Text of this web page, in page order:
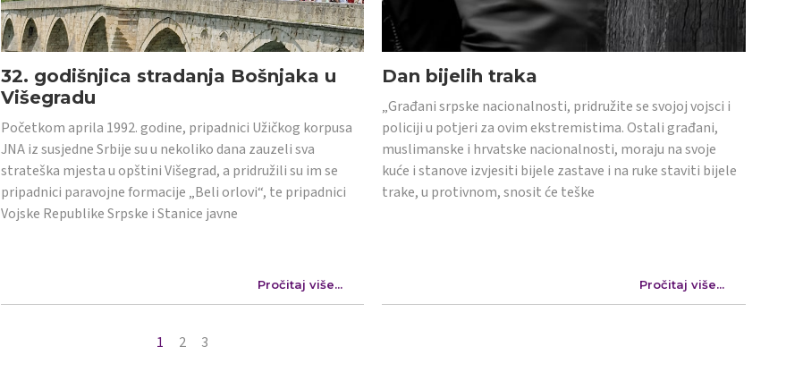
32. godišnjica stradanja Bošnjaka u
Višegradu
Početkom aprila 1992. godine, pripadnici Užičkog korpusa
JNA iz susjedne Srbije su u nekoliko dana zauzeli sva
strateška mjesta u opštini Višegrad, a pridružili su im se
pripadnici paravojne formacije „Beli orlovi“, te pripadnici
Vojske Republike Srpske i Stanice javne
Pročitaj više...
Dan bijelih traka
„Građani srpske nacionalnosti, pridružite se svojoj vojsci i
policiji u potjeri za ovim ekstremistima. Ostali građani,
muslimanske i hrvatske nacionalnosti, moraju na svoje
kuće i stanove izvjesiti bijele zastave i na ruke staviti bijele
trake, u protivnom, snosit će teške
Pročitaj više...
1 2 3